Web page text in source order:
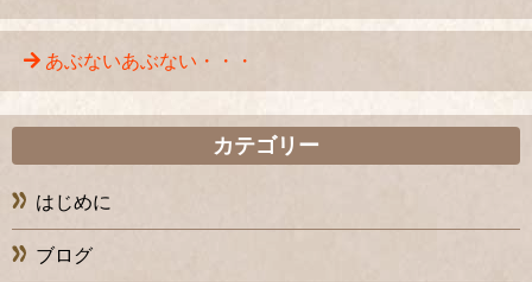
あぶないあぶない・・・
カテゴリー
はじめに
ブログ